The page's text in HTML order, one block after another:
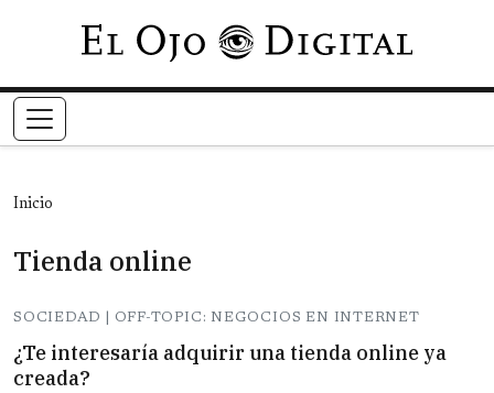
Pasar al contenido principal
Inicio
Tienda online
SOCIEDAD | OFF-TOPIC: NEGOCIOS EN INTERNET
¿Te interesaría adquirir una tienda online ya
creada?